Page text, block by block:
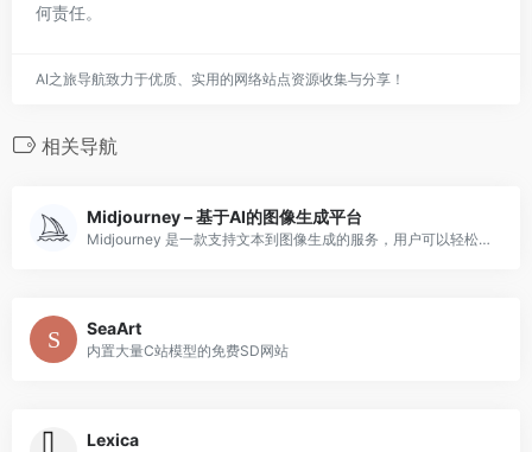
何责任。
AI之旅导航致力于优质、实用的网络站点资源收集与分享！
相关导航
Midjourney – 基于AI的图像生成平台
Midjourney 是一款支持文本到图像生成的服务，用户可以轻松创建独特的图像，适合艺术家、爱好者及团队协作使用
SeaArt
内置大量C站模型的免费SD网站
Lexica